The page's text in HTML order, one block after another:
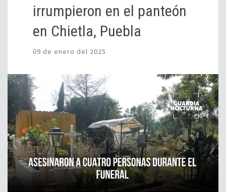
irrumpieron en el panteón
en Chietla, Puebla
09 de enero del 2025